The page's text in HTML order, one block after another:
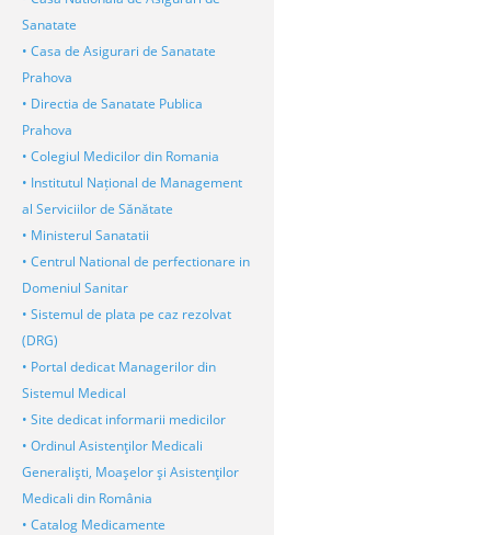
Sanatate
• Casa de Asigurari de Sanatate
Prahova
• Directia de Sanatate Publica
Prahova
• Colegiul Medicilor din Romania
• Institutul Național de Management
al Serviciilor de Sănătate
• Ministerul Sanatatii
• Centrul National de perfectionare in
Domeniul Sanitar
• Sistemul de plata pe caz rezolvat
(DRG)
• Portal dedicat Managerilor din
Sistemul Medical
• Site dedicat informarii medicilor
• Ordinul Asistenţilor Medicali
Generalişti, Moaşelor şi Asistenţilor
Medicali din România
• Catalog Medicamente